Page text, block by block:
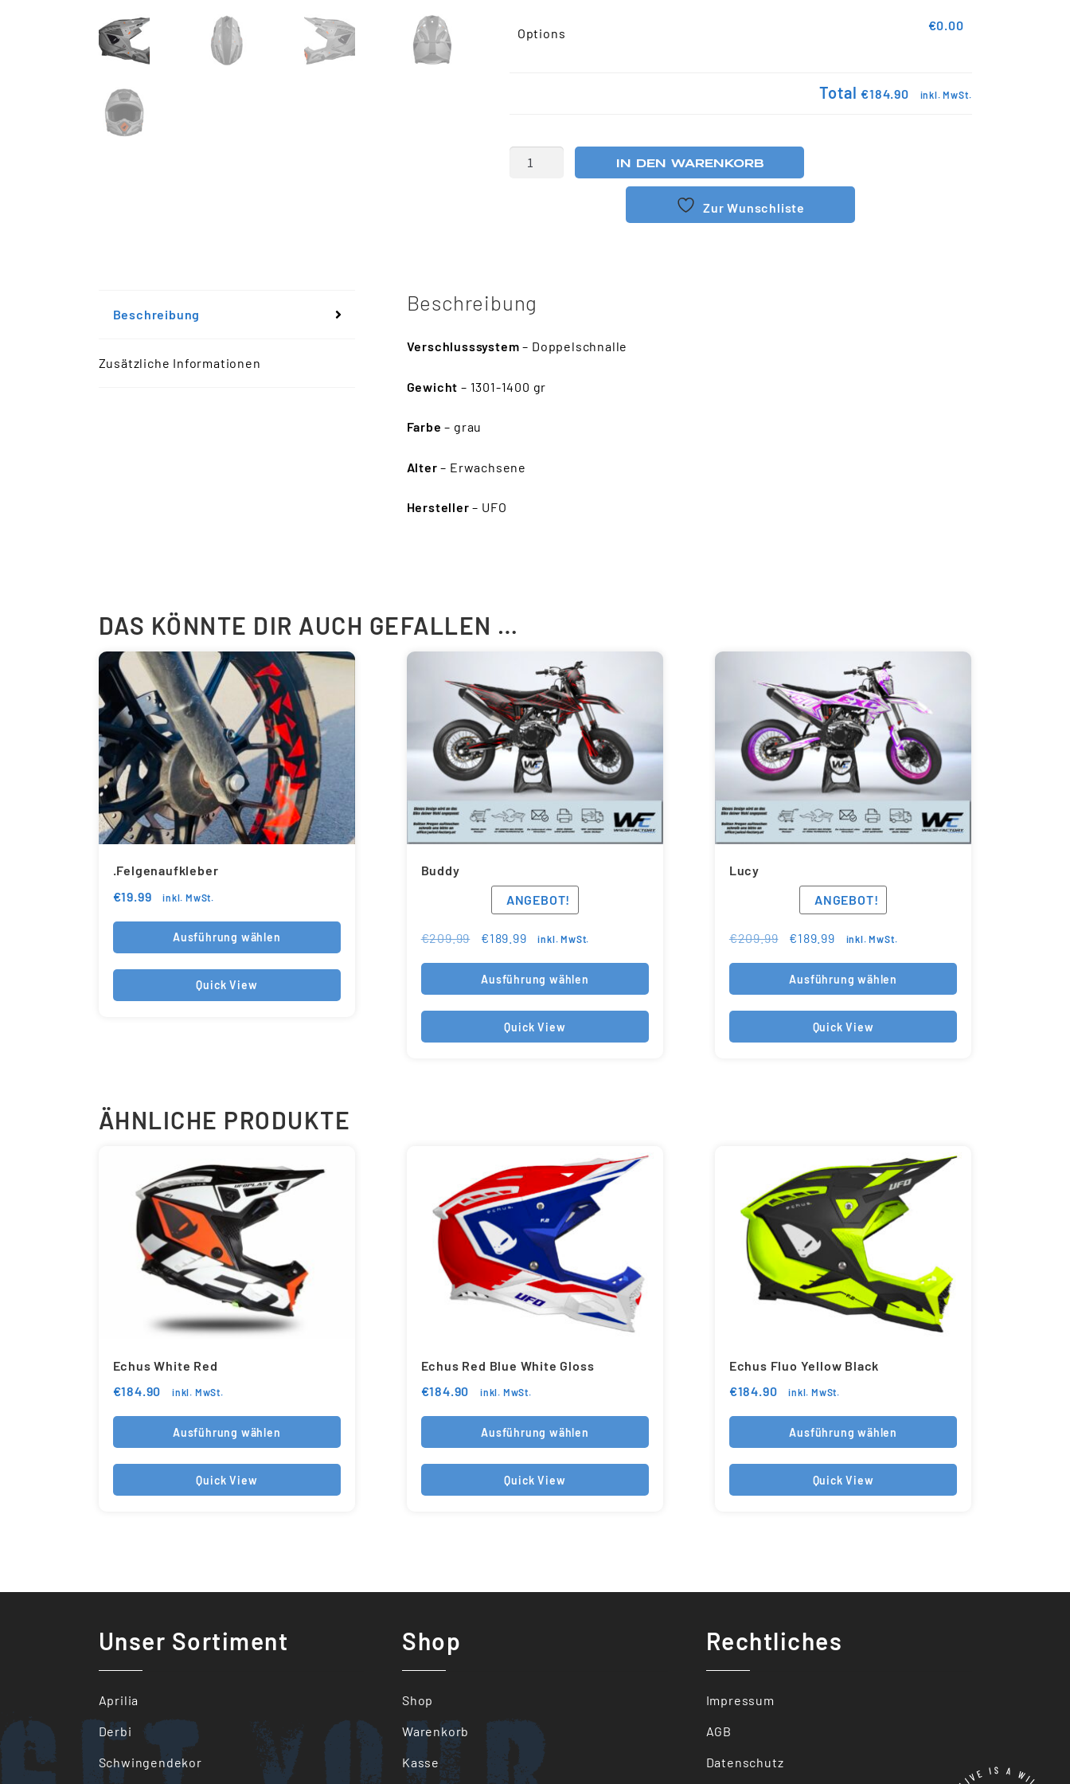
Options
€0.00
Total €184.90 inkl. MwSt.
IN DEN WARENKORB
Zur Wunschliste
Beschreibung
Zusätzliche Informationen
Beschreibung
Verschlusssystem – Doppelschnalle
Gewicht – 1301-1400 gr
Farbe – grau
Alter – Erwachsene
Hersteller – UFO
DAS KÖNNTE DIR AUCH GEFALLEN …
.Felgenaufkleber
€19.99 inkl. MwSt.
Ausführung wählen
Quick View
Buddy
ANGEBOT!
€209.99 €189.99 inkl. MwSt.
Ausführung wählen
Quick View
Lucy
ANGEBOT!
€209.99 €189.99 inkl. MwSt.
Ausführung wählen
Quick View
ÄHNLICHE PRODUKTE
Echus White Red
€184.90 inkl. MwSt.
Ausführung wählen
Quick View
Echus Red Blue White Gloss
€184.90 inkl. MwSt.
Ausführung wählen
Quick View
Echus Fluo Yellow Black
€184.90 inkl. MwSt.
Ausführung wählen
Quick View
Unser Sortiment
Aprilia
Derbi
Schwingendekor
Shop
Shop
Warenkorb
Kasse
Rechtliches
Impressum
AGB
Datenschutz